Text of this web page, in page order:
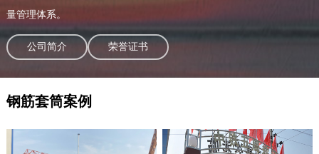
量管理体系。
公司简介 荣誉证书
钢筋套筒案例